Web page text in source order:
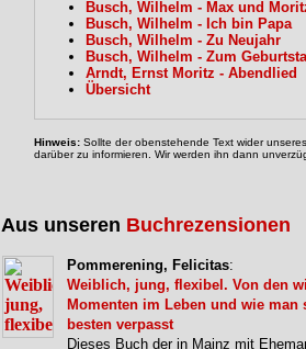
Busch, Wilhelm - Max und
Busch, Wilhelm - Ich bin Papa
Busch, Wilhelm - Zu Neujahr
Busch, Wilhelm - Zum
Arndt, Ernst Moritz - Abendlied
Übersicht
Hinweis: Sollte der obenstehende Text wider
darüber zu informieren. Wir werden ihn dann
Aus unseren Buchrezensionen
Pommerening, Felicitas:
Weiblich, jung, flexibel. Von den
Momenten im Leben und wie man
besten verpasst
Dieses Buch der in Mainz mit